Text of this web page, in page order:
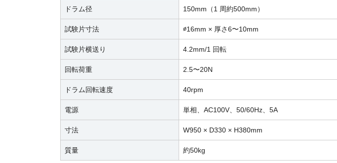
ドラム径 150mm（1 周約500mm）
試験片寸法 ∅16mm × 厚さ6〜10mm
試験片横送り 4.2mm/1 回転
回転荷重 2.5〜20N
ドラム回転速度 40rpm
電源 単相、AC100V、50/60Hz、5A
寸法 W950 × D330 × H380mm
質量 約50kg